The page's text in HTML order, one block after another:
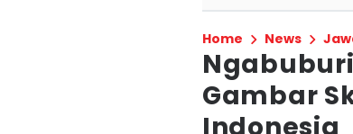
Home News
Gambar